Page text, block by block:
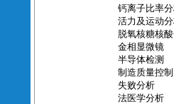
钙离子比率
活力及运动
脱氧核糖核
金相显微镜
半导体检测
制造质量控制
失败分析
法医学分析